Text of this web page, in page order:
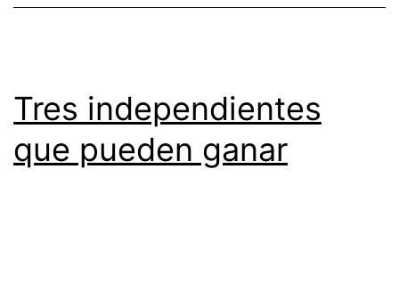
Tres independientes
que pueden ganar